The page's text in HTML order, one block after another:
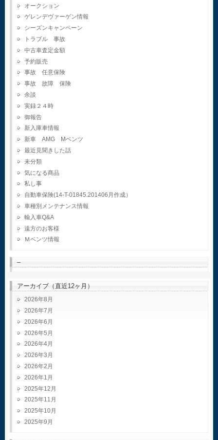
オークション
ゲレンデヴァーゲン情報
シーズンキャンペーン
トラブル 事故
中古車査定金額
予約販売
事故 任意保険
事故 故障 保険
余談
実録２４時
御報告
新入庫車情報
新車 AMG Mベンツ
最近見聞きした話
未分類
気になる商品
私し事
自動車保険(14-T-01845.201406月作成）
車種別メンテナンス情報
輸入車Q&A
遠方のお客様
Ｍベンツ情報
–
アーカイブ（直近12ヶ月）
2026年8月
2026年7月
2026年6月
2026年5月
2026年4月
2026年3月
2026年2月
2026年1月
2025年12月
2025年11月
2025年10月
2025年9月